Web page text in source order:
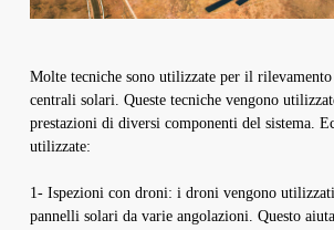
Molte tecniche sono utilizzate per il
centrali solari. Queste tecniche vengono
prestazioni di diversi componenti del sistema.
utilizzate:
1- Ispezioni con droni: i droni vengono
pannelli solari da varie angolazioni. Questo